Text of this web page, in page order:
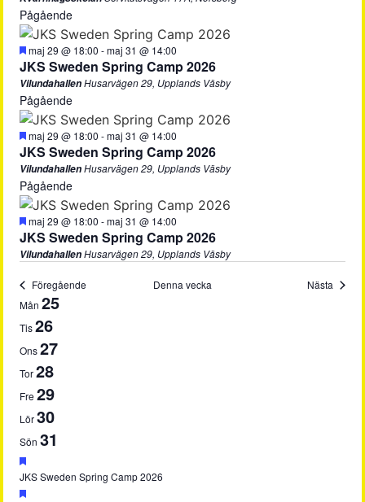
Pågående
Uppmärksammad
maj 29 @ 18:00 -maj 31 @ 14:00
JKS Sweden Spring Camp 2026
VilundahallenHusarvägen 29, Upplands Väsby
Pågående
Uppmärksammad
maj 29 @ 18:00 -maj 31 @ 14:00
JKS Sweden Spring Camp 2026
VilundahallenHusarvägen 29, Upplands Väsby
Pågående
Uppmärksammad
maj 29 @ 18:00 -maj 31 @ 14:00
JKS Sweden Spring Camp 2026
VilundahallenHusarvägen 29, Upplands Väsby
Föregående Denna vecka Nästa
Vecka
Evenemang
Mån 25
Tis26
Ons27
Tor28
Fre 29
Lör30
Sön 31
maj
29
Uppmärksammad
JKS Sweden Spring Camp 2026
Uppmärksammad